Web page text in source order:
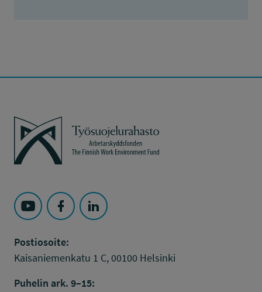
Työsuojelurahasto
Seuraa Työsuojelurahasto kohteessa: YouTube
Seuraa Työsuojelurahasto kohteessa:
Seuraa Työsuojelurahasto kohteessa:
Postiosoite:
Kaisaniemenkatu 1 C, 00100 Helsinki
Puhelin ark. 9–15: